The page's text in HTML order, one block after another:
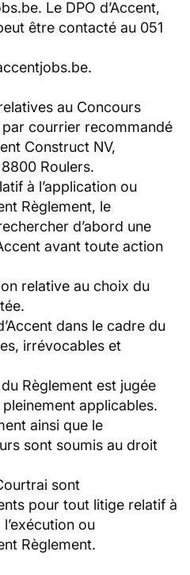
Le DPO d’Accent,
être contacté au 051
au Concours
courrier recommandé
Construct NV,
Roulers.
à l’application ou
Règlement, le
d’abord une
avant toute action
relative au choix du
dans le cadre du
irrévocables et
Règlement est jugée
applicables.
ainsi que le
sont soumis au droit
sont
pour tout litige relatif à
ou
Règlement.